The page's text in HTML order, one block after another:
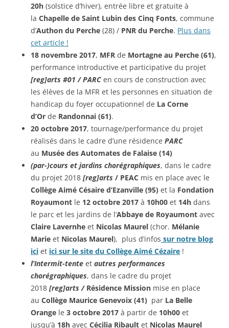
20h (solstice d’hiver), entrée libre et gratuite à
la Chapelle de Saint Lubin des Cinq Fonts, commune
d’Authon du Perche (28) / PNR du Perche. Plus dans
cet article !
18 novembre 2017, MFR de Mortagne au Perche (61),
performance introductive et participative du projet
[reg]arts #01 / PARC en cours de construction avec
les élèves de la MFR et les personnes en situation de
handicap du foyer occupationnel de La Corne
d’Or de Randonnai (61).
20 octobre 2017, tournage/performance du projet
réalisés dans le cadre d’une résidence PARC
au Musée des Automates de Falaise (14)
(par-)cours et jardins chorégraphiques, dans le cadre
du projet 2018 [reg]arts / PEAC mis en place avec le
Collège Aimé Césaire d’Ezanville (95) et la Fondation
Royaumont le 12 octobre 2017 à 10h00 et 14h dans
le parc et les jardins de l’Abbaye de Royaumont avec
Claire Lavernhe et Nicolas Maurel (chor. Mélanie
Marie et Nicolas Maurel), plus d’infos sur notre blog
ici et ici sur le site du Collège Aimé Cézaire !
l’Intermit-tente et autres performances
chorégraphiques, dans le cadre du projet
2018 [reg]arts / Résidence Mission mise en place
au Collège Maurice Genevoix (41) par La Belle
Orange le 3 octobre 2017 à partir de 10h00 et
jusqu’à 18h avec Cécilia Ribault et Nicolas Maurel